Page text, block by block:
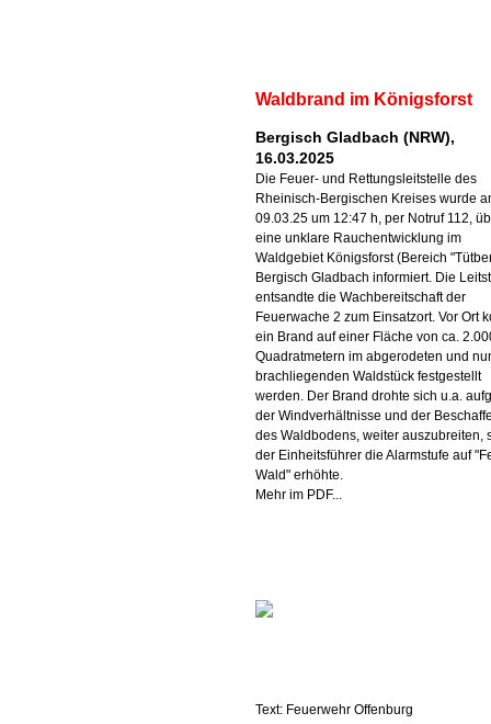
Waldbrand im Königsforst
Bergisch Gladbach (NRW),
16.03.2025
Die Feuer- und Rettungsleitstelle des
Rheinisch-Bergischen Kreises wurde
09.03.25 um 12:47 h, per Notruf 112,
eine unklare Rauchentwicklung im
Waldgebiet Königsforst (Bereich
Bergisch Gladbach informiert. Die
entsandte die Wachbereitschaft der
Feuerwache 2 zum Einsatzort. Vor Ort
ein Brand auf einer Fläche von ca.
Quadratmetern im abgerodeten und
brachliegenden Waldstück festgestellt
werden. Der Brand drohte sich u.a.
der Windverhältnisse und der
des Waldbodens, weiter auszubreiten,
der Einheitsführer die Alarmstufe auf
Wald" erhöhte.
Mehr im PDF...
Text: Feuerwehr Offenburg